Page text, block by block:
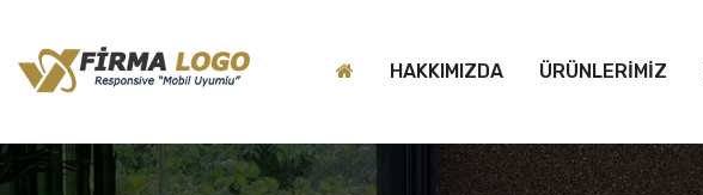
HAKKIMIZDA ÜRÜNLERİMİZ